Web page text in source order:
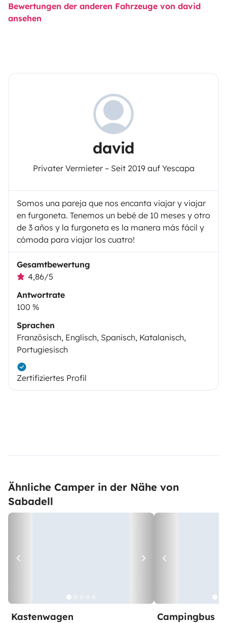
Bewertungen der anderen Fahrzeuge von david
ansehen
david
Privater Vermieter – Seit 2019 auf Yescapa
Somos una pareja que nos encanta viajar y viajar
en furgoneta. Tenemos un bebé de 10 meses y otro
de 3 años y la furgoneta es la manera más fácil y
cómoda para viajar los cuatro!
Gesamtbewertung
4,86/5
Antwortrate
100 %
Sprachen
Französisch, Englisch, Spanisch, Katalanisch,
Portugiesisch
Zertifiziertes Profil
Ähnliche Camper in der Nähe von
Sabadell
Kastenwagen Campingbus